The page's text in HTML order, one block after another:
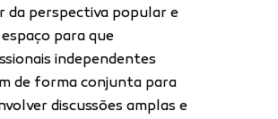
da perspectiva popular e
para que
independentes
de forma conjunta para
discussões amplas e